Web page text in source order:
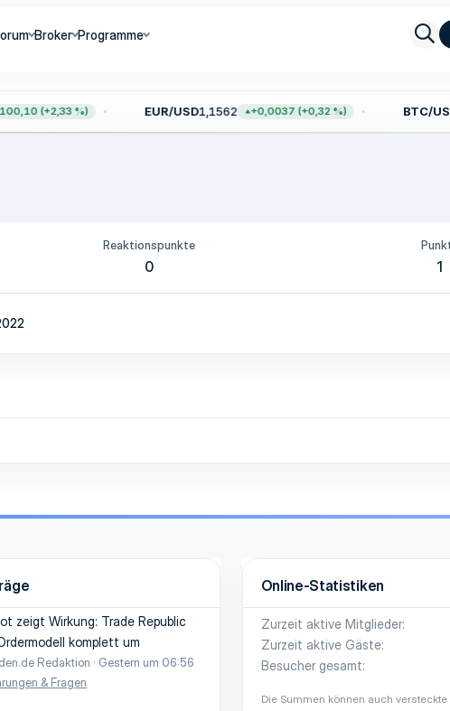
Broker Programme
(+2,33 %) EUR/USD1,1562 +0,0037 (+0,32 %) BTC/USD
Reaktionspunkte
0 1
zeigt Wirkung: Trade Republic
komplett um
Redaktion
Gestern um 06:56
& Fragen
Online-Statistiken
Zurzeit aktive Mitglieder
Zurzeit aktive Gäste
Besucher gesamt
Die Summen können auch versteckte